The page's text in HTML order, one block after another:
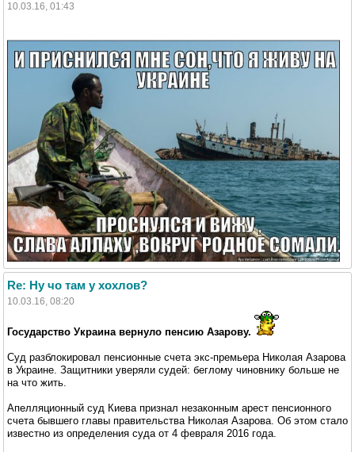
10.03.16, 01:43
Re: Ну чо там у хохлов?
10.03.16, 08:20
Государство Украина вернуло пенсию Азарову.
Суд разблокировал пенсионные счета экс-премьера Николая Азарова
в Украине. Защитники уверяли судей: беглому чиновнику больше не
на что жить.
Апелляционный суд Киева признал незаконным арест пенсионного
счета бывшего главы правительства Николая Азарова. Об этом стало
известно из определения суда от 4 февраля 2016 года.